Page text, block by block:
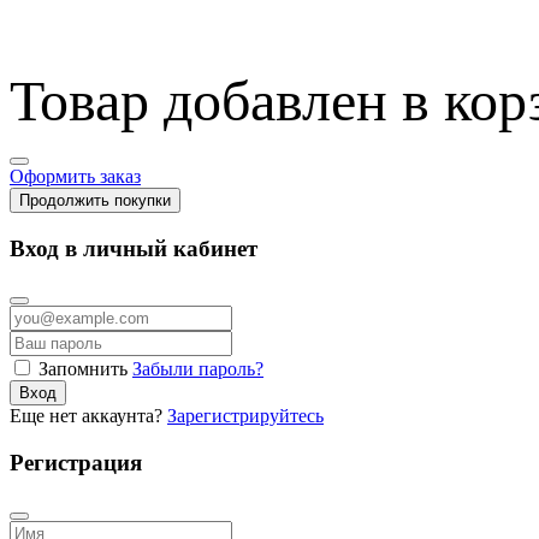
Товар добавлен в
Оформить заказ
Продолжить покупки
Вход в личный кабинет
Запомнить Забыли пароль?
Вход
Еще нет аккаунта? Зарегистрируйтесь
Регистрация